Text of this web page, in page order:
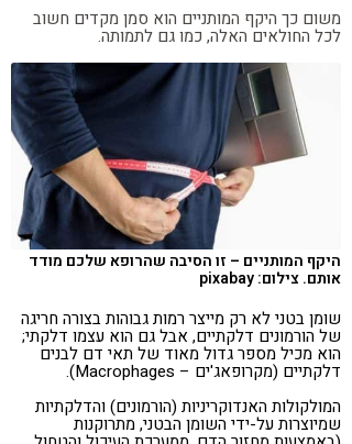
משום כך היקף המותניים הוא סמן מקדים חשוב
לכל החולאים האלה, כמו גם לתמותה.
היקף המותניים – זו הסיבה שהרופא שלכם מודד
אותם. צילום: pixabay
שומן בטני לא רק מייצר רמות גבוהות בצורה חריגה
של הורמונים דלקתיים, אבל גם הוא עצמו דלקתי;
הוא מכיל מספר גדול מאוד של תאי דם לבנים
דלקתיים (מקרופאג'ים – Macrophages).
המולקולות האנדוקריניות (הורמונים) והדלקתיות
שמיוצרות על-ידי השומן הבטני, מתרוקנות